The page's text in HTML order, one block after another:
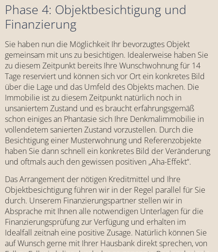
Phase 4: Objektbesichtigung und
Finanzierung
Sie haben nun die Möglichkeit Ihr bevorzugtes Objekt
gemeinsam mit uns zu besichtigen. Idealerweise haben Sie
zu diesem Zeitpunkt bereits Ihre Wunschwohnung für 14
Tage reserviert und können sich vor Ort ein konkretes Bild
über die Lage und das Umfeld des Objekts machen. Die
Immobilie ist zu diesem Zeitpunkt natürlich noch in
unsaniertem Zustand und es braucht erfahrungsgemäß
schon einiges an Phantasie sich Ihre Denkmalimmobilie in
vollendetem sanierten Zustand vorzustellen. Durch die
Besichtigung einer Musterwohnung und Referenzobjekte
haben Sie dann schnell ein konkretes Bild der Veränderung
und oftmals auch den gewissen positiven „Aha-Effekt“.
Das Arrangement der nötigen Kreditmittel und Ihre
Objektbesichtigung führen wir in der Regel parallel für Sie
durch. Unserem Finanzierungspartner stellen wir in
Absprache mit Ihnen alle notwendigen Unterlagen für die
Finanzierungsprüfung zur Verfügung und erhalten im
Idealfall zeitnah eine positive Zusage. Natürlich können Sie
auf Wunsch gerne mit Ihrer Hausbank direkt sprechen, von